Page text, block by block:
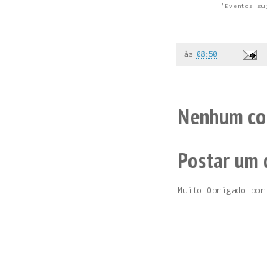
"Eventos
às 08:50
Nenhum
Postar um
Muito Obrigado